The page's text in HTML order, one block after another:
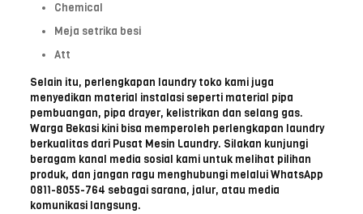
Chemical
Meja setrika besi
Att
Selain itu, perlengkapan laundry toko kami juga
menyedikan material instalasi seperti material pipa
pembuangan, pipa drayer, kelistrikan dan selang gas.
Warga Bekasi kini bisa memperoleh perlengkapan laundry
berkualitas dari Pusat Mesin Laundry. Silakan kunjungi
beragam kanal media sosial kami untuk melihat pilihan
produk, dan jangan ragu menghubungi melalui WhatsApp
0811-8055-764 sebagai sarana, jalur, atau media
komunikasi langsung.